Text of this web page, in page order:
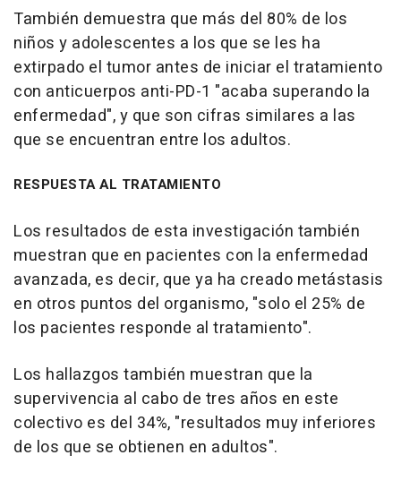
También demuestra que más del 80% de los
niños y adolescentes a los que se les ha
extirpado el tumor antes de iniciar el tratamiento
con anticuerpos anti-PD-1 "acaba superando la
enfermedad", y que son cifras similares a las
que se encuentran entre los adultos.
RESPUESTA AL TRATAMIENTO
Los resultados de esta investigación también
muestran que en pacientes con la enfermedad
avanzada, es decir, que ya ha creado metástasis
en otros puntos del organismo, "solo el 25% de
los pacientes responde al tratamiento".
Los hallazgos también muestran que la
supervivencia al cabo de tres años en este
colectivo es del 34%, "resultados muy inferiores
de los que se obtienen en adultos".